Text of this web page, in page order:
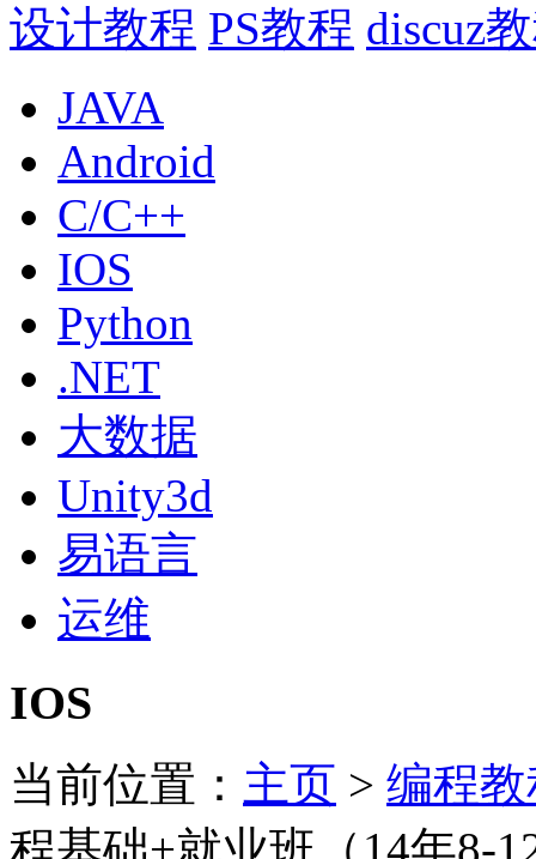
设计教程 PS教程 discuz
JAVA
Android
C/C++
IOS
Python
.NET
大数据
Unity3d
易语言
运维
IOS
当前位置： 主页 > 编程